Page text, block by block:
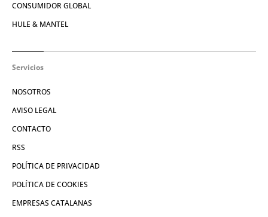
CONSUMIDOR GLOBAL
HULE & MANTEL
Servicios
NOSOTROS
AVISO LEGAL
CONTACTO
RSS
POLÍTICA DE PRIVACIDAD
POLÍTICA DE COOKIES
EMPRESAS CATALANAS